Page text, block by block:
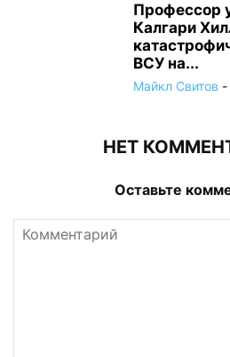
Профессор
Калгари
ВСУ на...
Майкл Свитов -
НЕТ
Оставьте